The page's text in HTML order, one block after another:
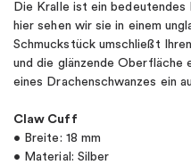
Die Kralle ist ein
hier sehen wir sie in einem
Schmuckstück umschließt
und die glänzende Oberfläche
eines Drachenschwanzes ein
Claw Cuff
• Breite: 18 mm
• Material: Silber